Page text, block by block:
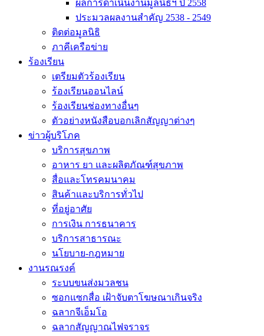
ผลการดำเนินงานมูลนิธิฯ ปี 2558
ประมวลผลงานสำคัญ 2538 - 2549
ติดต่อมูลนิธิ
ภาคีเครือข่าย
ร้องเรียน
เตรียมตัวร้องเรียน
ร้องเรียนออนไลน์
ร้องเรียนช่องทางอื่นๆ
ตัวอย่างหนังสือบอกเลิกสัญญาต่างๆ
ข่าวผู้บริโภค
บริการสุขภาพ
อาหาร ยา และผลิตภัณฑ์สุขภาพ
สื่อและโทรคมนาคม
สินค้าและบริการทั่วไป
ที่อยู่อาศัย
การเงิน การธนาคาร
บริการสาธารณะ
นโยบาย-กฎหมาย
งานรณรงค์
ระบบขนส่งมวลชน
ซอกแซกสื่อ เฝ้าจับตาโฆษณาเกินจริง
ฉลากจีเอ็มโอ
ฉลากสัญญาณไฟจราจร